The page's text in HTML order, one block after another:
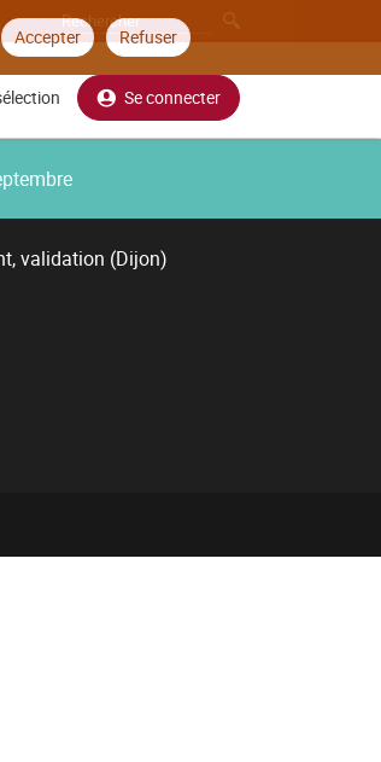
Accepter Refuser
Se connecter
validation (Dijon)